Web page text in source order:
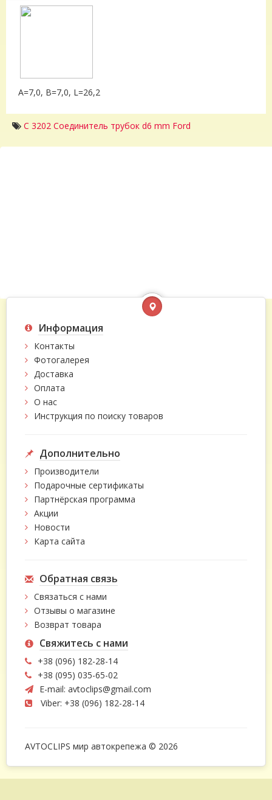
A=7,0, B=7,0, L=26,2
C 3202 Соединитель трубок d6 mm Ford
Информация
Контакты
Фотогалерея
Доставка
Оплата
О нас
Инструкция по поиску товаров
Дополнительно
Производители
Подарочные сертификаты
Партнёрская программа
Акции
Новости
Карта сайта
Обратная связь
Связаться с нами
Отзывы о магазине
Возврат товара
Свяжитесь с нами
+38 (096) 182-28-14
+38 (095) 035-65-02
E-mail: avtoclips@gmail.com
Viber: +38 (096) 182-28-14
AVTOCLIPS мир автокрепежа © 2026